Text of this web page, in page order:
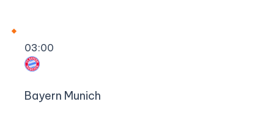
03:00
Bayern Munich